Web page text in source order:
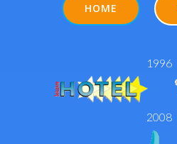
HOME
1996
2008